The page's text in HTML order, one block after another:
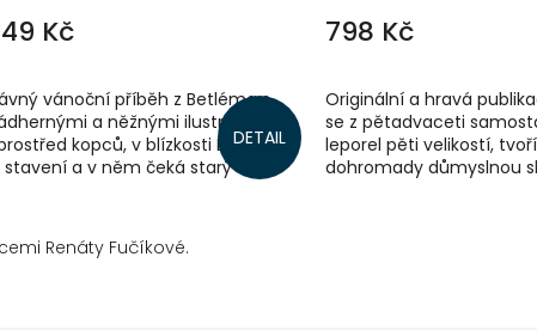
Kč
DETAIL
vánoční příběh z Betléma s
a něžnými ilustracemi.
kopců, v blízkosti Betléma
stavení a v něm čeká starý volek
798 Kč
Originální a hravá
se z pětadvaceti
leporel pěti velikostí,
dohromady důmyslnou
Renáty Fučíkové.